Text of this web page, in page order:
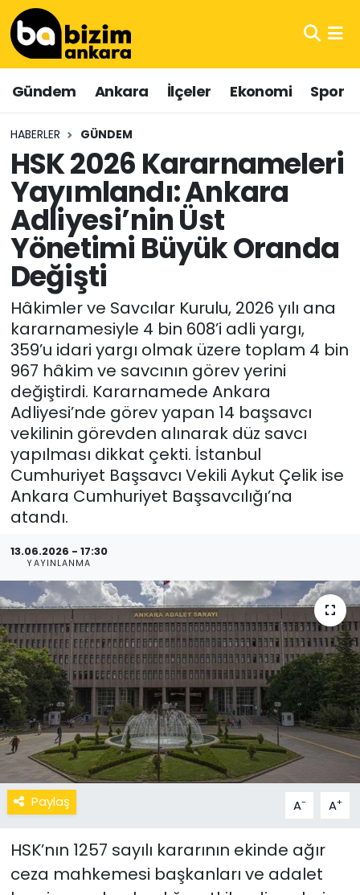
Gündem Ankara İlçeler Ekonomi Spor
HABERLER GÜNDEM
HSK 2026 Kararnameleri
Yayımlandı: Ankara
Adliyesi’nin Üst
Yönetimi Büyük Oranda
Değişti
Hâkimler ve Savcılar Kurulu, 2026 yılı ana
kararnamesiyle 4 bin 608’i adli yargı,
359’u idari yargı olmak üzere toplam 4 bin
967 hâkim ve savcının görev yerini
değiştirdi. Kararnamede Ankara
Adliyesi’nde görev yapan 14 başsavcı
vekilinin görevden alınarak düz savcı
yapılması dikkat çekti. İstanbul
Cumhuriyet Başsavcı Vekili Aykut Çelik ise
Ankara Cumhuriyet Başsavcılığı’na
atandı.
13.06.2026 - 17:30
YAYINLANMA
Paylaş A- A+
HSK’nın 1257 sayılı kararının ekinde ağır
ceza mahkemesi başkanları ve adalet
Hava Durumu
Trafik Durumu
Süper Lig Puan Durumu ve Fikstür
Tüm Manşetler
Son Dakika Haberleri
Haber Arşivi